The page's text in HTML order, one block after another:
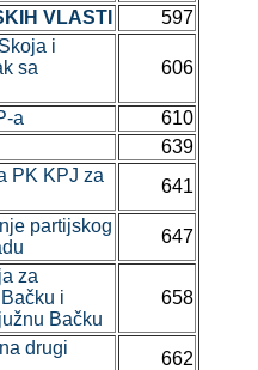
VLASTI
597
i
sa
606
a
610
639
PK KPJ za
641
partijskog
647
za
i
Bačku
658
drugi
662